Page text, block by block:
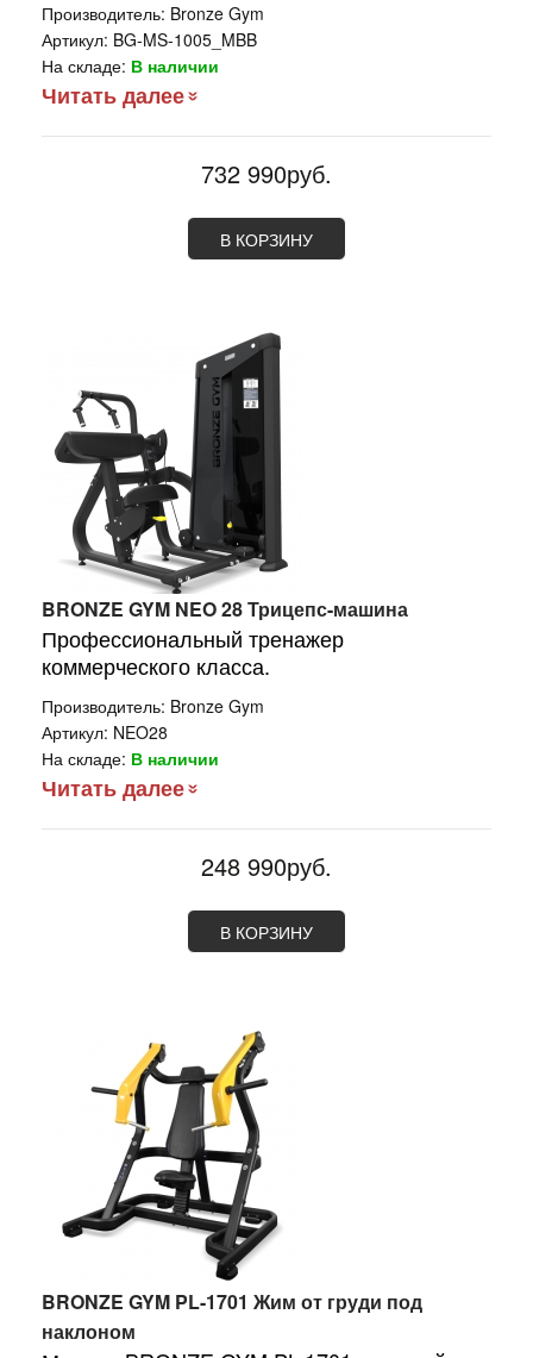
Производитель: Bronze Gym
Артикул: BG-MS-1005_MBB
На складе: В наличии
Читать далее
732 990руб.
В КОРЗИНУ
BRONZE GYM NEO 28 Трицепс-машина
Профессиональный тренажер
коммерческого класса.
Производитель: Bronze Gym
Артикул: NEO28
На складе: В наличии
Читать далее
248 990руб.
В КОРЗИНУ
BRONZE GYM PL-1701 Жим от груди под
наклоном